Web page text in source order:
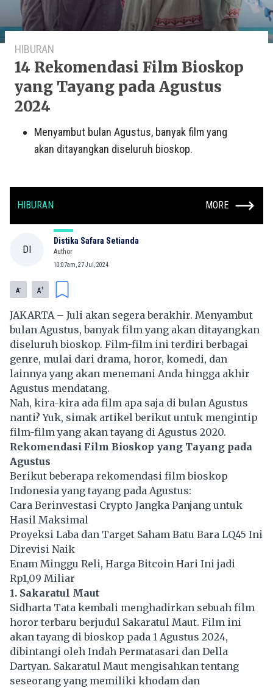
HIBURAN
14 Rekomendasi Film Bioskop
yang Tayang pada Agustus
2024
Menyambut bulan Agustus, banyak film yang
akan ditayangkan diseluruh bioskop.
HIBURAN MORE
DI
Distika Safara Setianda
Author
10:07am, 27 Jul, 2024
A- A+
JAKARTA – Juli akan segera berakhir. Menyambut
bulan Agustus, banyak film yang akan ditayangkan
diseluruh bioskop. Film-film ini terdiri berbagai
genre, mulai dari drama, horor, komedi, dan
lainnya yang akan menemani Anda hingga akhir
Agustus mendatang.
Nah, kira-kira ada film apa saja di bulan Agustus
nanti? Yuk, simak artikel berikut untuk mengintip
film-film yang akan tayang di Agustus 2020.
Rekomendasi Film Bioskop yang Tayang pada
Agustus
Berikut beberapa rekomendasi film bioskop
Indonesia yang tayang pada Agustus:
Cara Berinvestasi Crypto Jangka Panjang untuk
Hasil Maksimal
Proyeksi Laba dan Target Saham Batu Bara LQ45 Ini
Direvisi Naik
Enam Minggu Reli, Harga Bitcoin Hari Ini jadi
Rp1,09 Miliar
1. Sakaratul Maut
Sidharta Tata kembali menghadirkan sebuah film
horor terbaru berjudul Sakaratul Maut. Film ini
akan tayang di bioskop pada 1 Agustus 2024,
dibintangi oleh Indah Permatasari dan Della
Dartyan. Sakaratul Maut mengisahkan tentang
seseorang yang memiliki khodam dan